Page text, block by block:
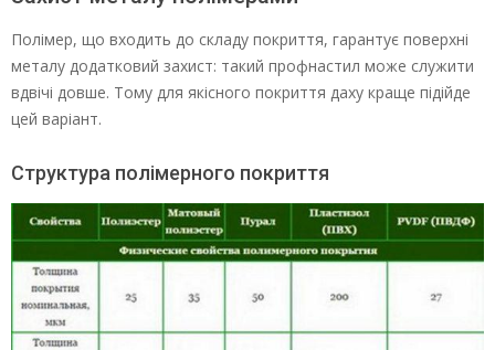
Полімер, що входить до складу покриття, гарантує поверхні
металу додатковий захист: такий профнастил може служити
вдвічі довше. Тому для якісного покриття даху краще підійде
цей варіант.
Структура полімерного покриття